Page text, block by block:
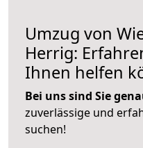
Umzug von
Herrig:
Ihnen helfen
Bei uns sind Sie
zuverlässige und
suchen!